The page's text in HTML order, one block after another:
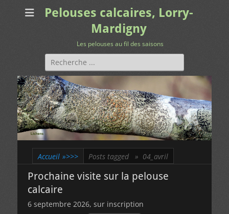
Pelouses calcaires, Lorry-
Mardigny
Les pelouses au fil des saisons
Rechercher :
Accueil »>>> Posts tagged » 04_avril
Prochaine visite sur la pelouse
calcaire
6 septembre 2026, sur inscription